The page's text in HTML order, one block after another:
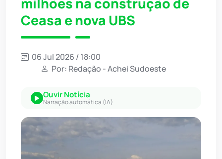
milhões na construção de
Ceasa e nova UBS
06 Jul 2026 / 18:00
Por: Redação - Achei Sudoeste
Ouvir Notícia
Narração automática (IA)